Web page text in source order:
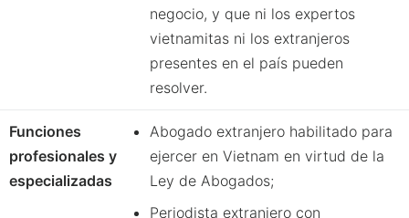
negocio, y que ni los expertos
vietnamitas ni los extranjeros
presentes en el país pueden
resolver.
Funciones
profesionales y
especializadas
Abogado extranjero habilitado para
ejercer en Vietnam en virtud de la
Ley de Abogados;
Periodista extranjero con